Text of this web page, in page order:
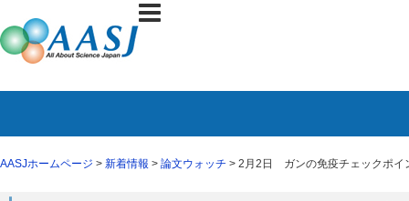
AASJホームページ > 新着情報 > 論文ウォッチ > 2月2日 ガンの免疫チェックポイ